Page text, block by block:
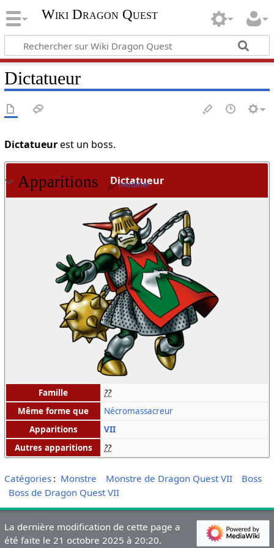
Wiki Dragon Quest
Dictatueur
Dictatueurest un boss.
Dictatueur
Famille
??
Même forme que
Nécromassacreur
Apparitions
VII
Autres apparitions
??
Apparitions modifier
Catégories: Monstre Monstre de Dragon Quest VII
Boss
Boss de Dragon Quest VII
La dernière modification de cette page a
été faite le 21 octobre 2025 à 20:20.